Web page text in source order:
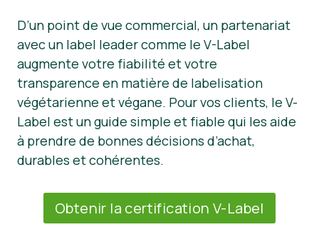
D’un point de vue commercial, un partenariat
avec un label leader comme le V-Label
augmente votre fiabilité et votre
transparence en matière de labelisation
végétarienne et végane. Pour vos clients, le V-
Label est un guide simple et fiable qui les aide
à prendre de bonnes décisions d’achat,
durables et cohérentes.
Obtenir la certification V-Label